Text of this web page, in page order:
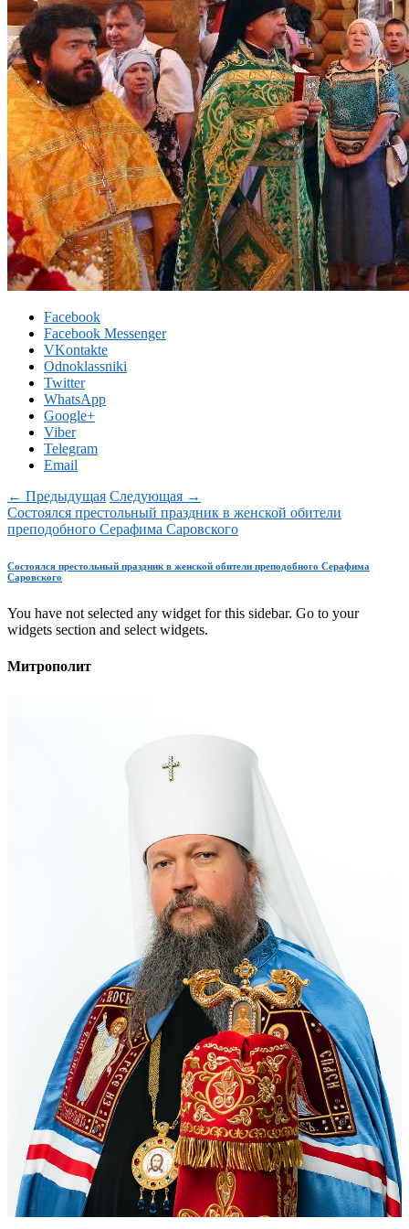
Facebook
Facebook Messenger
VKontakte
Odnoklassniki
Twitter
WhatsApp
Google+
Viber
Telegram
Email
← Предыдущая Следующая →
Состоялся престольный праздник в женской обители
преподобного Серафима Саровского
Состоялся престольный праздник в женской обители преподобного Серафима
Саровского
You have not selected any widget for this sidebar. Go to your
widgets section and select widgets.
Митрополит